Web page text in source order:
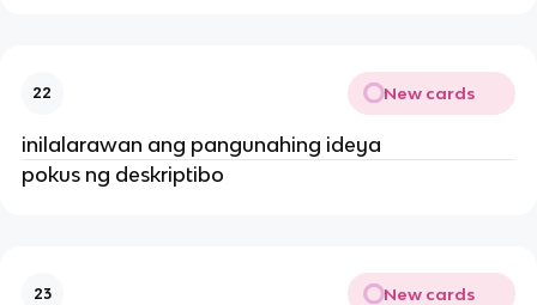
22 New cards
inilalarawan ang pangunahing ideya
pokus ng deskriptibo
23 New cards